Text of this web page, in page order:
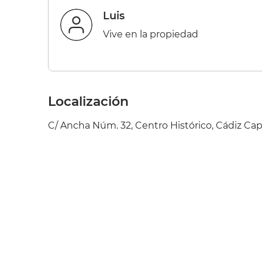
Luis
Vive en la propiedad
Localización
C/ Ancha Núm. 32, Centro Histórico, Cádiz